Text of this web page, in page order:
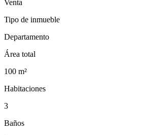
Venta
Tipo de inmueble
Departamento
Área total
100 m²
Habitaciones
3
Baños